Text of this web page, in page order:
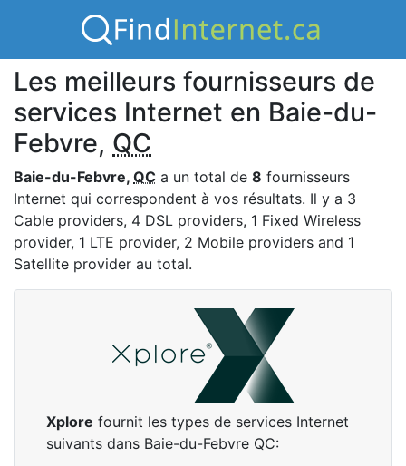
Les meilleurs fournisseurs de
services Internet en Baie-du-
Febvre, QC
Baie-du-Febvre, QC a un total de 8 fournisseurs
Internet qui correspondent à vos résultats. Il y a 3
Cable providers, 4 DSL providers, 1 Fixed Wireless
provider, 1 LTE provider, 2 Mobile providers and 1
Satellite provider au total.
Xplore fournit les types de services Internet
suivants dans Baie-du-Febvre QC: